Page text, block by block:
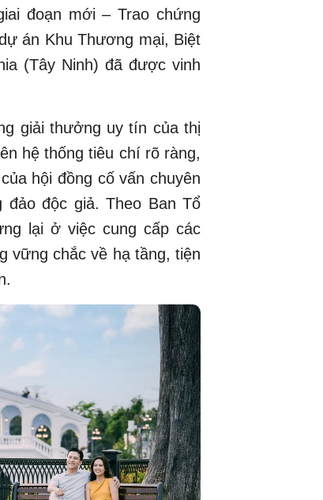
đoạn mới – Trao chứng
án Khu Thương mại, Biệt
(Tây Ninh) đã được vinh
giải thưởng uy tín của thị
hệ thống tiêu chí rõ ràng,
hội đồng cố vấn chuyên
đảo độc giả. Theo Ban Tổ
lại ở việc cung cấp các
vững chắc về hạ tầng, tiện